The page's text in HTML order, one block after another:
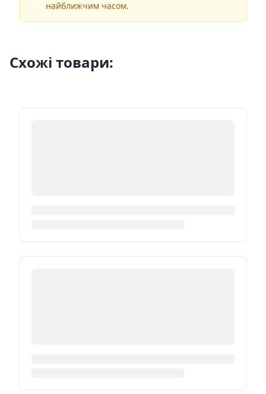
найближчим часом.
Схожі товари: